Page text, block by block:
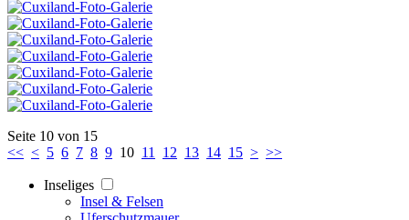
Seite 10 von 15
<< < 5 6 7 8 9 10 11 12 13 14 15 > >>
Inseliges
Insel & Felsen